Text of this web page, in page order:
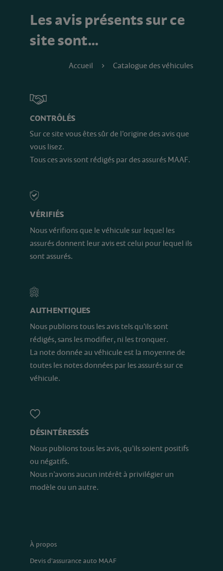
Les avis présents sur ce
site sont…
Accueil Catalogue des véhicules
CONTRÔLÉS
Sur ce site vous êtes sûr de l’origine des avis que
vous lisez.
Tous ces avis sont rédigés par des assurés MAAF.
VÉRIFIÉS
Nous vérifions que le véhicule sur lequel les
assurés donnent leur avis est celui pour lequel ils
sont assurés.
AUTHENTIQUES
Nous publions tous les avis tels qu’ils sont
rédigés, sans les modifier, ni les tronquer.
La note donnée au véhicule est la moyenne de
toutes les notes données par les assurés sur ce
véhicule.
DÉSINTÉRESSÉS
Nous publions tous les avis, qu’ils soient positifs
ou négatifs.
Nous n’avons aucun intérêt à privilégier un
modèle ou un autre.
À propos
Devis d'assurance auto MAAF